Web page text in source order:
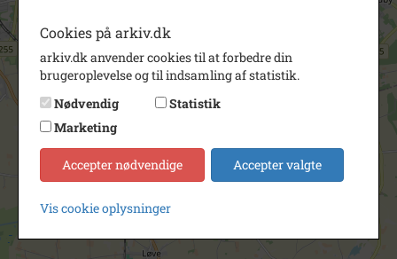
Cookies på arkiv.dk
arkiv.dk anvender cookies til at forbedre din
brugeroplevelse og til indsamling af statistik.
Nødvendig
Statistik
Marketing
Accepter nødvendige Accepter valgte
Vis cookie oplysninger